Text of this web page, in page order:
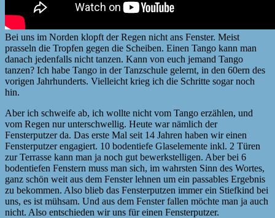
Bei uns im Norden klopft der Regen nicht ans Fenster. Meist
prasseln die Tropfen gegen die Scheiben. Einen Tango kann man
danach jedenfalls nicht tanzen. Kann von euch jemand Tango
tanzen? Ich habe Tango in der Tanzschule gelernt, in den 60ern des
vorigen Jahrhunderts. Vielleicht krieg ich die Schritte sogar noch
hin.
Aber ich schweife ab, ich wollte nicht vom Tango erzählen, und
vom Regen nur unterschwellig. Heute war nämlich der
Fensterputzer da. Das erste Mal seit 14 Jahren haben wir einen
Fensterputzer engagiert. 10 bodentiefe Glaselemente inkl. 2 Türen
zur Terrasse kann man ja noch gut bewerkstelligen. Aber bei 6
bodentiefen Fenstern muss man sich, im wahrsten Sinn des Wortes,
ganz schön weit aus dem Fenster lehnen um ein passables Ergebnis
zu bekommen. Also blieb das Fensterputzen immer ein Stiefkind bei
uns, es ist mühsam. Und aus dem Fenster fallen möchte man ja auch
nicht. Also entschieden wir uns für einen Fensterputzer.